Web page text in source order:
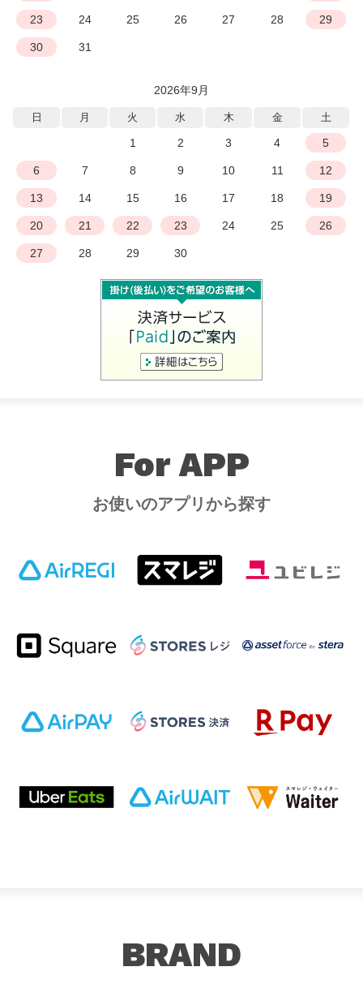
23 24 25 26 27 28 29
30 31
2026年9月
日 月 火 水 木 金 土
1 2 3 4 5
6 7 8 9 10 11 12
13 14 15 16 17 18 19
20 21 22 23 24 25 26
27 28 29 30
For APP
お使いのアプリから探す
BRAND